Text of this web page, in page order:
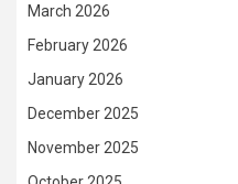
March 2026
February 2026
January 2026
December 2025
November 2025